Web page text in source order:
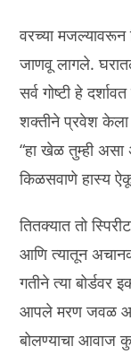
वरच्या मजल्यावरून
जाणवू लागले.
सर्व गोष्टी हे
शक्तीने प्रवेश
“हा खेळ तुम्ही
किळसवाणे हास्य
तितक्यात तो
आणि त्यातून
गतीने त्या
आपले मरण जवळ
बोलण्याचा आवाज